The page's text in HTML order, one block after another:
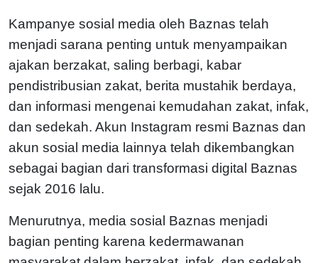
Kampanye sosial media oleh Baznas telah
menjadi sarana penting untuk menyampaikan
ajakan berzakat, saling berbagi, kabar
pendistribusian zakat, berita mustahik berdaya,
dan informasi mengenai kemudahan zakat, infak,
dan sedekah. Akun Instagram resmi Baznas dan
akun sosial media lainnya telah dikembangkan
sebagai bagian dari transformasi digital Baznas
sejak 2016 lalu.
Menurutnya, media sosial Baznas menjadi
bagian penting karena kedermawanan